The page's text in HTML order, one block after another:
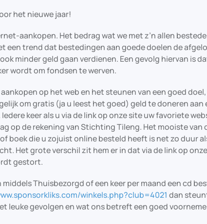
het nieuwe jaar!
aankopen. Het bedrag wat we met z’n allen
een trend dat bestedingen aan goede doelen de
minder geld gaan verdienen. Een gevolg hiervan is
wordt om fondsen te werven.
op het web en het steunen van een goed
om gratis (ja u leest het goed) geld te doneren aan
keer als u via de link op onze site uw favoriete
op de rekening van Stichting Tileng. Het mooiste van
boek die u zojuist online besteld heeft is net zo duur
Het grote verschil zit hem er in dat via de link op
gestort.
Thuisbezorgd of een keer per maand een cd
winkels.php?club=4021 dan
leuke gevolgen en wat ons betreft een goed